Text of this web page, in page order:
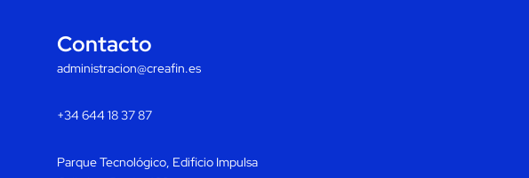
Contacto
administracion@creafin.es
+34 644 18 37 87
Parque Tecnológico, Edificio Impulsa